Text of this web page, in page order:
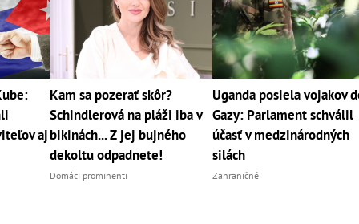
aj
Kam sa pozerať skôr?
Schindlerová na pláži iba v
bikinách... Z jej bujného
dekoltu odpadnete!
Domáci prominenti
Uganda posiela vojakov
Gazy: Parlament schválil
účasť v medzinárodných
silách
Zahraničné